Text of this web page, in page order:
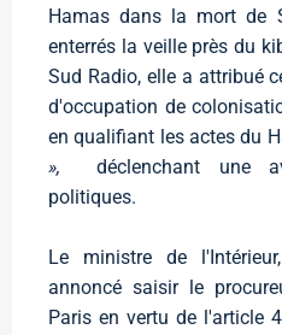
Hamas dans la mort de
enterrés la veille près du
Sud Radio, elle a attribué
d'occupation de
en qualifiant les actes du
»,
déclenchant une
politiques.
Le ministre de
annoncé saisir le
Paris en vertu de l'article